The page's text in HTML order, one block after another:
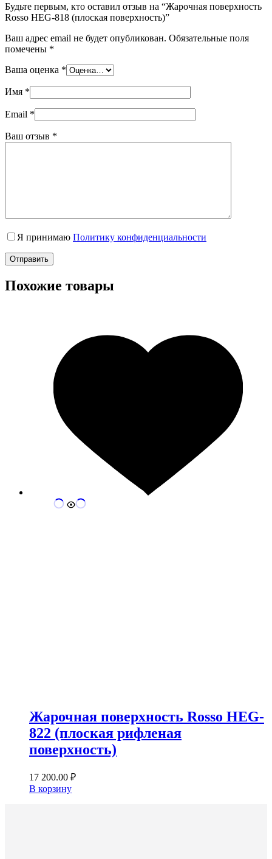
Будьте первым, кто оставил отзыв на “Жарочная поверхность
Rosso HEG-818 (плоская поверхность)”
Ваш адрес email не будет опубликован. Обязательные поля
помечены *
Ваша оценка *
Имя *
Email *
Ваш отзыв *
Я принимаю Политику конфиденциальности
Отправить
Похожие товары
Жарочная поверхность Rosso HEG-
822 (плоская рифленая
поверхность)
17 200.00 ₽
В корзину